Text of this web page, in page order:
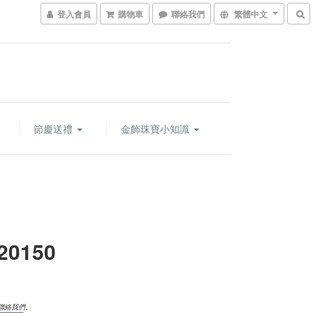
登入會員 購物車 聯絡我們 繁體中文
節慶送禮 金飾珠寶小知識
我們。